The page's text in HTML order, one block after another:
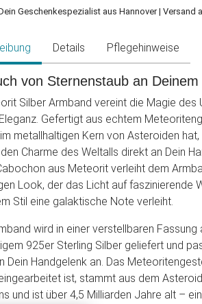
Geschenkespezialist aus Hannover | Versand
Details Pflegehinweise
von Sternenstaub an
Silber Armband vereint die Magie des
Gefertigt aus echtem
metallhaltigen Kern von Asteroiden
Charme des Weltalls direkt an Dein
aus Meteorit verleiht dem
Look, der das Licht auf faszinierende
Stil eine galaktische Note verleiht.
wird in einer verstellbaren Fassung
925er Sterling Silber geliefert und
Dein Handgelenk an. Das
ist, stammt aus dem
und ist über 4,5 Milliarden Jahre alt –